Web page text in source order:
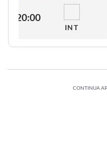
20:00
INT
CONTINUA